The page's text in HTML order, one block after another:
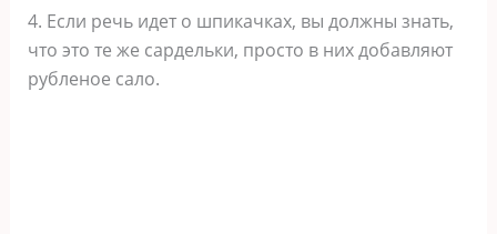
4. Если речь идет о шпикачках, вы должны знать,
что это те же сардельки, просто в них добавляют
рубленое сало.